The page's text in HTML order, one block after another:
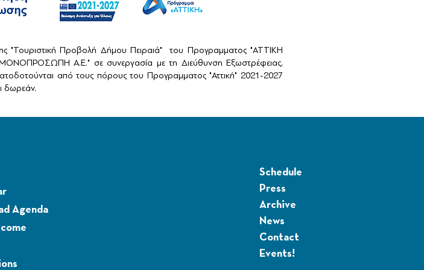
"Τουριστική Προβολή Δήμου Πειραιά" του Προγραμματος "ΑΤΤΙΚΗ
Α.Ε." σε συνεργασία με τη Διεύθυνση Εξωστρέφειας,
από τους πόρους του Προγραμματος "Αττική" 2021-2027
δωρεάν.
Agenda
Schedule
Press
Archive
News
Contact
Events!